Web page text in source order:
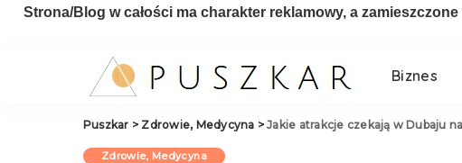
Strona/Blog w całości ma charakter reklamowy, a
Biznes
Puszkar > Zdrowie, Medycyna >Jakie atrakcje czekają w Dubaju
Zdrowie, Medycyna